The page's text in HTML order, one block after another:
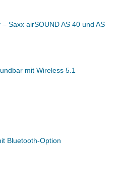
Saxx airSOUND AS 40 und AS
mit Wireless 5.1
Bluetooth-Option